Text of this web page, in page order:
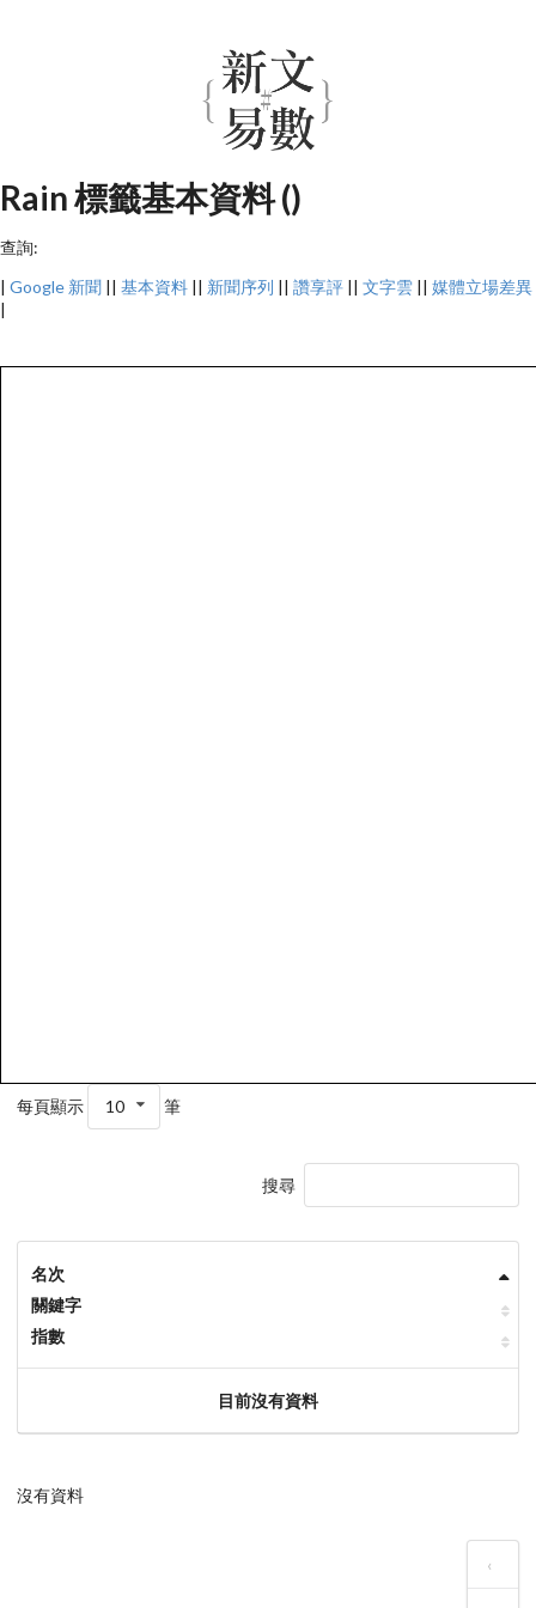
Rain 標籤基本資料 ()
查詢:
| Google 新聞 || 基本資料 || 新聞序列 || 讚享評 || 文字雲 || 媒體立場差異
|
每頁顯示 10 筆
搜尋
名次
關鍵字
指數
目前沒有資料
沒有資料
‹